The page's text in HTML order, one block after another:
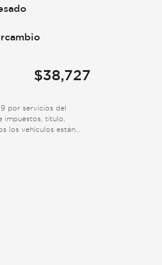
$38,727
por servicios del
impuestos, título,
los vehículos están
información